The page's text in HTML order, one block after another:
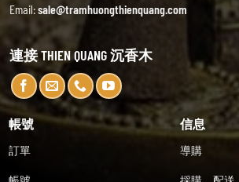
Email:sale@tramhuongthienquang.com
連接 THIEN QUANG 沉香木
帳號
訂單
信息
導購